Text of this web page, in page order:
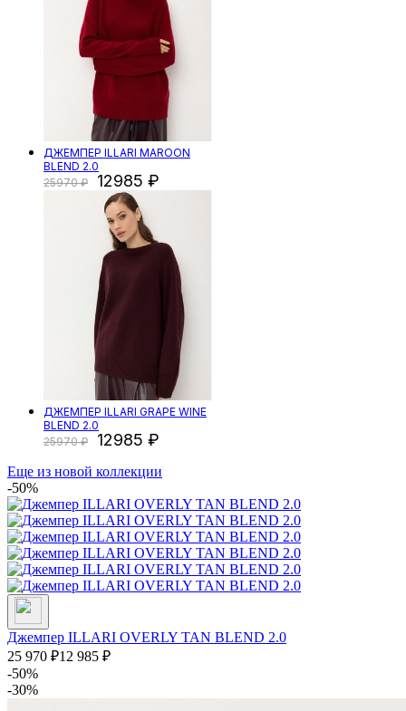
ДЖЕМПЕР ILLARI MAROON
BLEND 2.0
25970
12985
ДЖЕМПЕР ILLARI GRAPE WINE
BLEND 2.0
25970
12985
Еще из новой коллекции
-50%
Джемпер ILLARI OVERLY TAN BLEND 2.0
25 970 ₽12 985 ₽
-50%
-30%